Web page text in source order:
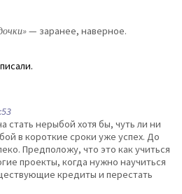
— заранее, наверное.
стать нерыбой хотя бы, чуть ли ни
в короткие сроки уже успех. До
Предположу, что это как учиться
проекты, когда нужно научиться
кредиты и перестать